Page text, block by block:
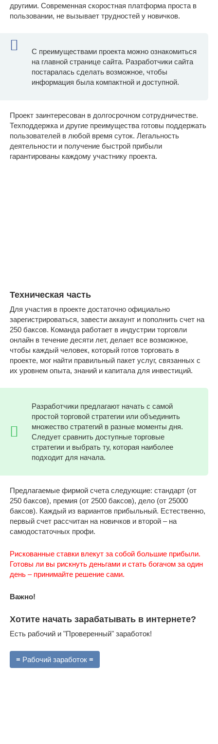
другими. Современная скоростная платформа проста в
пользовании, не вызывает трудностей у новичков.
С преимуществами проекта можно ознакомиться
на главной странице сайта. Разработчики сайта
постаралась сделать возможное, чтобы
информация была компактной и доступной.
Проект заинтересован в долгосрочном сотрудничестве.
Техподдержка и другие преимущества готовы поддержать
пользователей в любой время суток. Легальность
деятельности и получение быстрой прибыли
гарантированы каждому участнику проекта.
Техническая часть
Для участия в проекте достаточно официально
зарегистрироваться, завести аккаунт и пополнить счет на
250 баксов. Команда работает в индустрии торговли
онлайн в течение десяти лет, делает все возможное,
чтобы каждый человек, который готов торговать в
проекте, мог найти правильный пакет услуг, связанных с
их уровнем опыта, знаний и капитала для инвестиций.
Разработчики предлагают начать с самой
простой торговой стратегии или объединить
множество стратегий в разные моменты дня.
Следует сравнить доступные торговые
стратегии и выбрать ту, которая наиболее
подходит для начала.
Предлагаемые фирмой счета следующие: стандарт (от
250 баксов), премия (от 2500 баксов), дело (от 25000
баксов). Каждый из вариантов прибыльный. Естественно,
первый счет рассчитан на новичков и второй – на
самодостаточных профи.
Рискованные ставки влекут за собой большие прибыли.
Готовы ли вы рискнуть деньгами и стать богачом за один
день – принимайте решение сами.
Важно!
Хотите начать зарабатывать в интернете?
Есть рабочий и "Проверенный" заработок!
≡ Рабочий заработок ≡